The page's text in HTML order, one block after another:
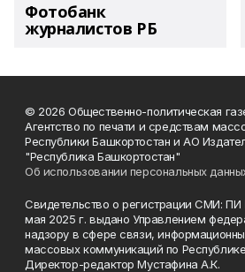
Фотобанк
журналистов РБ
© 2026 Общественно-политическая
Агентство по печати и средствам
Республики Башкортостан и АО
"Республика Башкортостан"
Об использовании персональных
Свидетельство о регистрации СМИ:
мая 2025 г. выдано Управлением
надзору в сфере связи,
массовых коммуникаций по
Директор-редактор Мустафина А.К.